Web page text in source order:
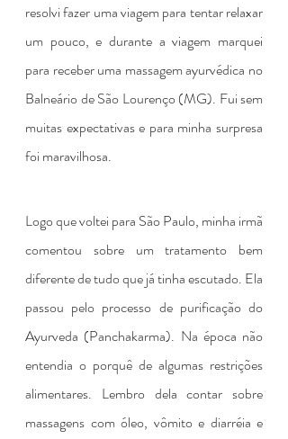
resolvi fazer uma viagem para tentar relaxar
um pouco, e durante a viagem marquei
para receber uma massagem ayurvédica no
Balneário de São Lourenço (MG). Fui sem
muitas expectativas e para minha surpresa
foi maravilhosa.
Logo que voltei para São Paulo, minha irmã
comentou sobre um tratamento bem
diferente de tudo que já tinha escutado. Ela
passou pelo processo de purificação do
Ayurveda (Panchakarma). Na época não
entendia o porquê de algumas restrições
alimentares. Lembro dela contar sobre
massagens com óleo, vômito e diarréia e